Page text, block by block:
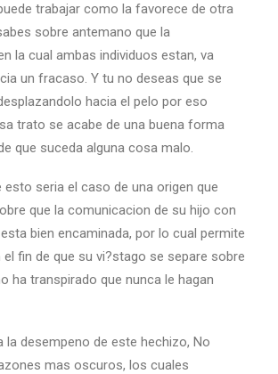
trabajar como la favorece de otra
sobre antemano que la
la cual ambas individuos estan, va
un fracaso. Y tu no deseas que se
hacia el pelo por eso
trato se acabe de una buena forma
que suceda alguna cosa malo.
esto seri­a el caso de una origen que
que la comunicacion de su hijo con
bien encaminada, por lo cual permite
fin de que su vi?stago se separe sobre
ha transpirado que nunca le hagan
la desempeno de este hechizo, No
mas oscuros, los cuales